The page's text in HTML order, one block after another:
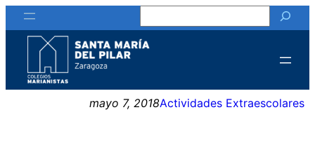
Saltar
al
contenido
mayo 7, 2018Actividades Extraescolares